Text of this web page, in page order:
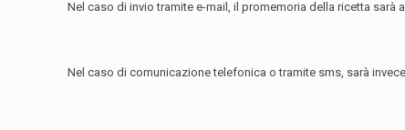
Nel caso di invio tramite e-mail, il promemoria della ricetta
Nel caso di comunicazione telefonica o tramite sms, sarà